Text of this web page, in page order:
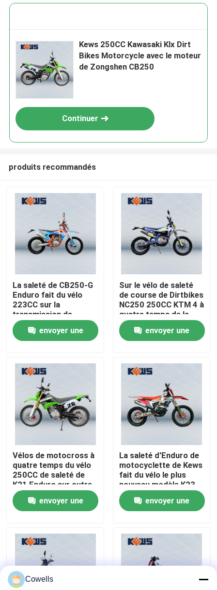
Maison
Produits
Au sujet de nous
Visite d'usine
Contrôle de qualité
Contactez-nous
Blog
Deux motos d'Enduro de course
Motos de rassemblement
Kews 250CC Kawasaki Klx Dirt
Bikes Motorcycle avec le moteur
de Zongshen CB250
Continuer
produits recommandés
La saleté de CB250-G
Enduro fait du vélo
223CC sur la
transmission de
vitesse des motos 5
de routeenvoyer une
Sur le vélo de saleté
de course de Dirtbikes
NC250 250CC KTM 4 à
quatre temps de la
moto d'Off Road
envoyer une
Vélos de motocross à
quatre temps du vélo
250CC de saleté de
K21 Enduro sur outre
du vélo de saleté
envoyer une
La saleté d'Enduro de
motocyclette de Kews
fait du vélo le plus
nouveau modèle K23
dans le moteur de
Zongshen NC300S
envoyer une
Cowells